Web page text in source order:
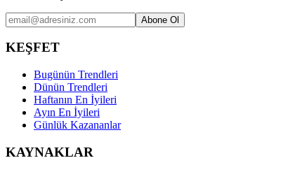
Abone Ol
KEŞFET
Bugünün Trendleri
Dünün Trendleri
Haftanın En İyileri
Ayın En İyileri
Günlük Kazananlar
KAYNAKLAR